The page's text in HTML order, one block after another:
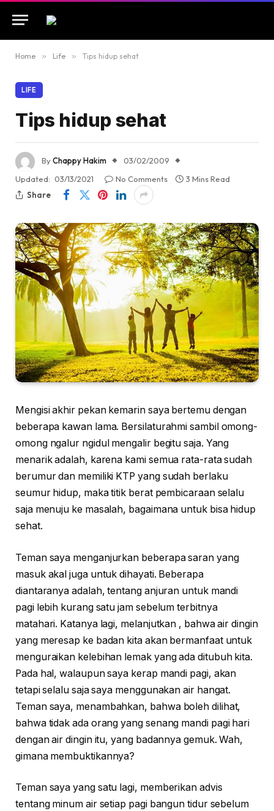
Home » Life » Tips hidup sehat
LIFE
Tips hidup sehat
ByChappy Hakim
03/02/2009
Updated: 03/13/2021 No Comments
3 Mins Read
Share
Mengisi akhir pekan kemarin saya bertemu dengan
beberapa kawan lama. Bersilaturahmi sambil omong-
omong ngalur ngidul mengalir begitu saja. Yang
menarik adalah, karena kami semua rata-rata sudah
berumur dan memiliki KTP yang sudah berlaku
seumur hidup, maka titik berat pembicaraan selalu
saja menuju ke masalah, bagaimana untuk bisa hidup
sehat.
Teman saya menganjurkan beberapa saran yang
masuk akal juga untuk dihayati. Beberapa
diantaranya adalah, tentang anjuran untuk mandi
pagi lebih kurang satu jam sebelum terbitnya
matahari. Katanya lagi, melanjutkan , bahwa air dingin
yang meresap ke badan kita akan bermanfaat untuk
menguraikan kelebihan lemak yang ada ditubuh kita.
Pada hal, walaupun saya kerap mandi pagi, akan
tetapi selalu saja saya menggunakan air hangat.
Teman saya, menambahkan, bahwa boleh dilihat,
bahwa tidak ada orang yang senang mandi pagi hari
dengan air dingin itu, yang badannya gemuk. Wah,
gimana membuktikannya?
Teman saya yang satu lagi, memberikan advis
tentang minum air setiap pagi bangun tidur sebelum